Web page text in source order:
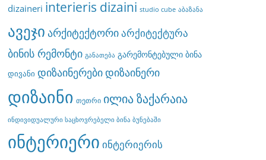
dizaineri interieris dizaini studio cube აბაზანა
ავეჯი არქიტექტორიარქიტექტურა
ბინის რემონტი განათება გარემონტებული ბინა
დივანი დიზაინერებიდიზაინერი
დიზაინი თეთრი ილია ზაქარაია
ინდივიდუალური საცხოვრებელი ბინა ბუნებაში
ინტერიერი ინტერიერის